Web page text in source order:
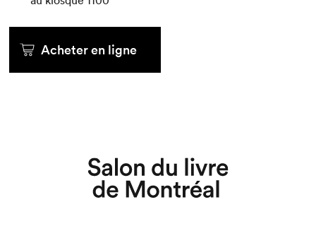
Que cherchez-vous?
Acheter en ligne